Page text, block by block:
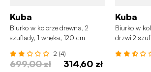
Kuba
Biurko w kolorze drewna, 2
szuflady, 1 wnęka, 120 cm
2 (4)
699,00 zł 314,60 zł
Kuba
Biurko w
drzwi 2